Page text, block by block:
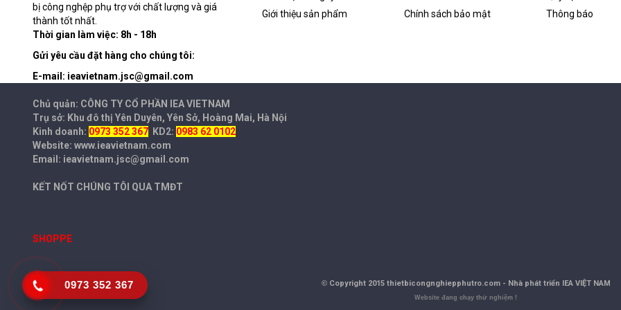
0973 352 367
bị công nghệp phụ trợ với chất lượng và giá
thành tốt nhất.
Thời gian làm việc: 8h - 18h
Gửi yêu cầu đặt hàng cho chúng tôi:
E-mail: ieavietnam.jsc@gmail.com
Giới thiệu sản phẩm
Chính sách bảo mật
Thông báo
Chủ quản: CÔNG TY CỔ PHẦN IEAVIETNAM
Trụ sở: Khu đô thị Yên Duyên, Yên Sở, Hoàng Mai, Hà Nội
Kinh doanh: 0973 352 367 KD2: 0983 62 0102
Website: www.ieavietnam.com
Email: ieavietnam.jsc@gmail.com
KẾT NỐT CHÚNG TÔI QUA TMĐT
SHOPPE
© Copyright 2015 thietbicongnghiepphutro.com - Nhà phát triển IEA VIỆT NAM
Website đang chạy thử nghiệm !